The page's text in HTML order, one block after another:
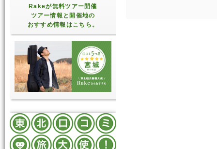
Rakeが無料ツアー開催
ツアー情報と開催地の
おすすめ情報はこちら。